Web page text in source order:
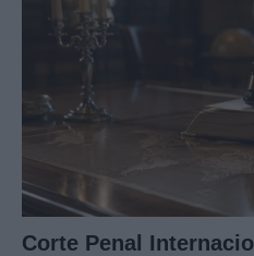
Corte Penal